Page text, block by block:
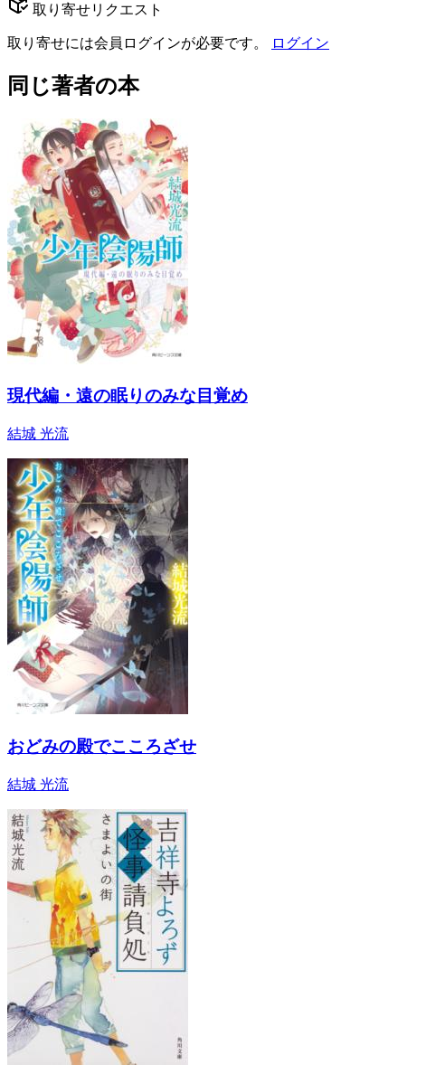
取り寄せリクエスト
取り寄せには会員ログインが必要です。 ログイン
同じ著者の本
現代編・遠の眠りのみな目覚め
結城 光流
おどみの殿でこころざせ
結城 光流